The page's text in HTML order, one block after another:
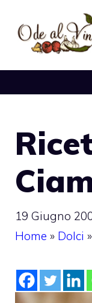
contenuto
19 Giugno
Home » Dolci »